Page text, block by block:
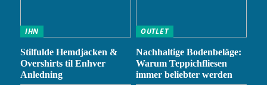
IHN
Stilfulde Hemdjacken &
Overshirts til Enhver
Anledning
OUTLET
Nachhaltige Bodenbeläge:
Warum Teppichfliesen
immer beliebter werden